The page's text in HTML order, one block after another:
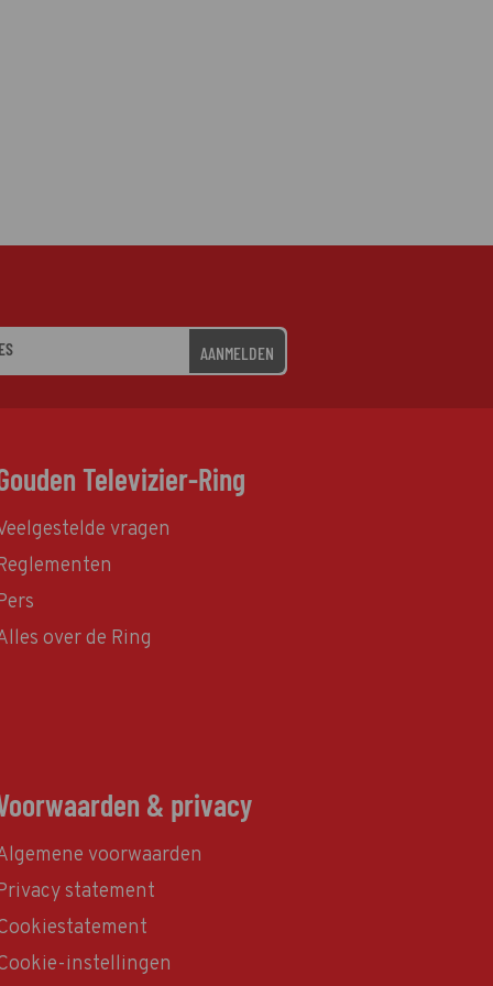
AANMELDEN
Televizier-Ring
vragen
over de Ring
& privacy
voorwaarden
statement
instellingen